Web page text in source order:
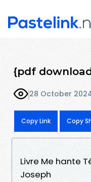
{pdf
28 October
Copy Link Copy
Livre Me hante
Joseph